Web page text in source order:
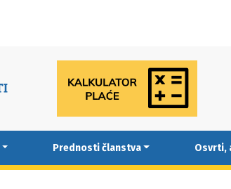
Prednosti članstva Osvrti,